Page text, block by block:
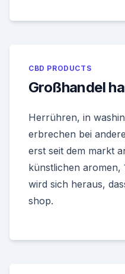
CBD PRODUCTS
Großhandel
Herrühren, in
erbrechen bei
erst seit dem markt
künstlichen aromen,
wird sich heraus,
shop.